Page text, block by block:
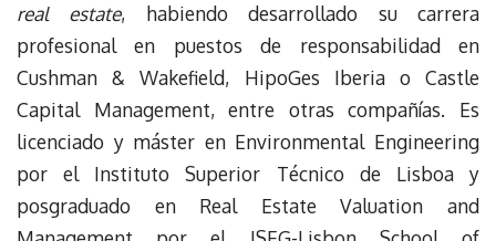
real estate, habiendo desarrollado su carrera
profesional en puestos de responsabilidad en
Cushman & Wakefield, HipoGes Iberia o Castle
Capital Management, entre otras compañías. Es
licenciado y máster en Environmental Engineering
por el Instituto Superior Técnico de Lisboa y
posgraduado en Real Estate Valuation and